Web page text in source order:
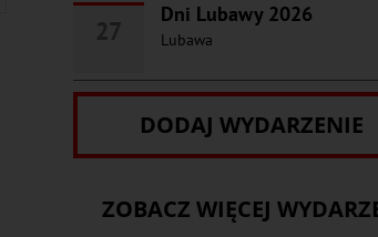
Dni Lubawy 2026
Lubawa
DODAJ WYDARZENIE
ZOBACZ WIĘCEJ